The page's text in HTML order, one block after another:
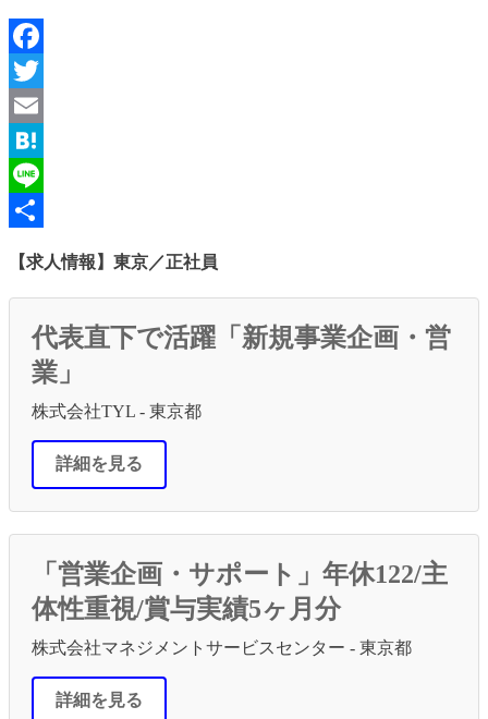
Facebook
Twitter
Email
Hatena
Line
【求人情報】東京／正社員
代表直下で活躍「新規事業企画・営
業」
株式会社TYL - 東京都
詳細を見る
「営業企画・サポート」年休122/主
体性重視/賞与実績5ヶ月分
株式会社マネジメントサービスセンター - 東京都
詳細を見る